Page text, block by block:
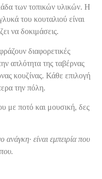
των τοπικών υλικών. Η
του κουταλιού είναι
να δοκιμάσεις.
διαφορετικές
απλότητα της ταβέρνας
κουζίνας. Κάθε επιλογή
την πόλη.
με ποτό και μουσική, δες
είναι εμπειρία που